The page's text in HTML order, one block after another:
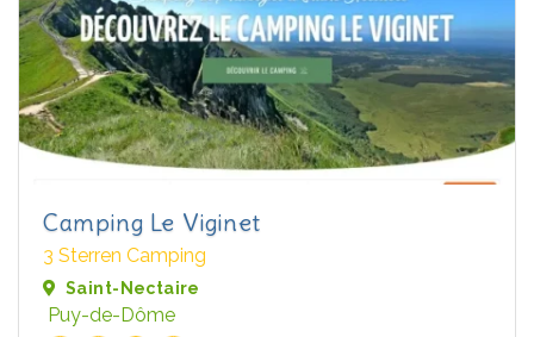
Camping Le Viginet
3 Sterren Camping
Saint-Nectaire
Puy-de-Dôme